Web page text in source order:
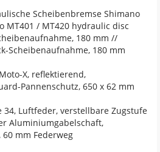
Scheibenbremse Shimano
MT401 / MT420 hydraulic disc
180 mm //
Scheibenaufnahme, 180 mm
X, reflektierend,
Pannenschutz, 650 x 62 mm
34, Luftfeder, verstellbare Zugstufe
Aluminiumgabelschaft,
60 mm Federweg